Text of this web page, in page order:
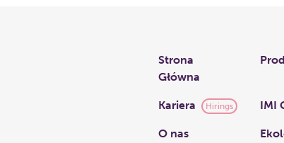
Links
Strona
Główna
Kariera Hirings IMI
O nas​